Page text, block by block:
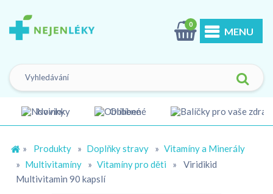
0
Novinky Oblíbené
MENU
» Produkty » Doplňky stravy » Vitamíny a Minerály
» Multivitamíny » Vitamíny pro děti »
Viridikid
Multivitamin 90 kapslí